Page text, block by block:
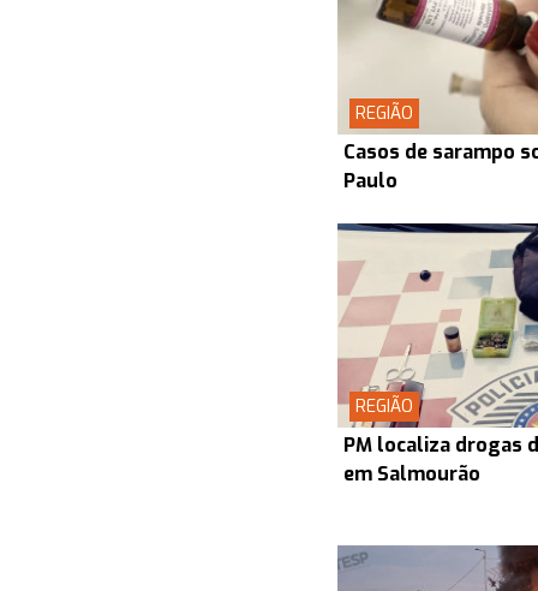
REGIÃO
Casos de sarampo
Paulo
REGIÃO
PM localiza drogas
em Salmourão